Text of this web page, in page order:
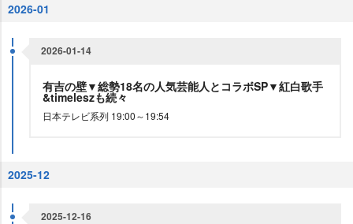
2026-01
2026-01-14
有吉の壁▼総勢18名の人気芸能人とコラボSP▼紅白歌手
&timeleszも続々
日本テレビ系列 19:00～19:54
2025-12
2025-12-16